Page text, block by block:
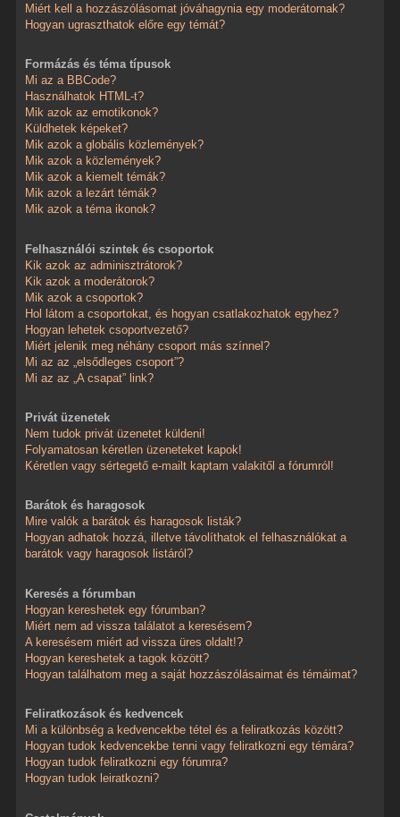
Miért kell a hozzászólásomat jóváhagynia egy moderátornak?
Hogyan ugraszthatok előre egy témát?
Formázás és téma típusok
Mi az a BBCode?
Használhatok HTML-t?
Mik azok az emotikonok?
Küldhetek képeket?
Mik azok a globális közlemények?
Mik azok a közlemények?
Mik azok a kiemelt témák?
Mik azok a lezárt témák?
Mik azok a téma ikonok?
Felhasználói szintek és csoportok
Kik azok az adminisztrátorok?
Kik azok a moderátorok?
Mik azok a csoportok?
Hol látom a csoportokat, és hogyan csatlakozhatok egyhez?
Hogyan lehetek csoportvezető?
Miért jelenik meg néhány csoport más színnel?
Mi az az „elsődleges csoport”?
Mi az az „A csapat” link?
Privát üzenetek
Nem tudok privát üzenetet küldeni!
Folyamatosan kéretlen üzeneteket kapok!
Kéretlen vagy sértegető e-mailt kaptam valakitől a fórumról!
Barátok és haragosok
Mire valók a barátok és haragosok listák?
Hogyan adhatok hozzá, illetve távolíthatok el felhasználókat a
barátok vagy haragosok listáról?
Keresés a fórumban
Hogyan kereshetek egy fórumban?
Miért nem ad vissza találatot a keresésem?
A keresésem miért ad vissza üres oldalt!?
Hogyan kereshetek a tagok között?
Hogyan találhatom meg a saját hozzászólásaimat és témáimat?
Feliratkozások és kedvencek
Mi a különbség a kedvencekbe tétel és a feliratkozás között?
Hogyan tudok kedvencekbe tenni vagy feliratkozni egy témára?
Hogyan tudok feliratkozni egy fórumra?
Hogyan tudok leiratkozni?